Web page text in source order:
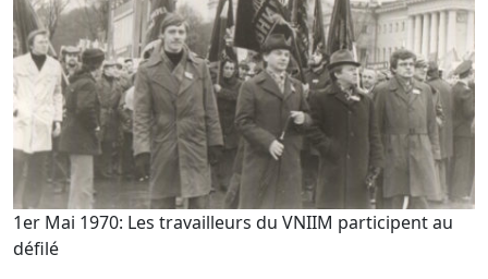
1er Mai 1970: Les travailleurs du VNIIM participent au
défilé